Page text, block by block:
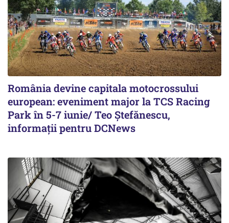
România devine capitala motocrossului
european: eveniment major la TCS Racing
Park în 5-7 iunie/ Teo Ștefănescu,
informații pentru DCNews